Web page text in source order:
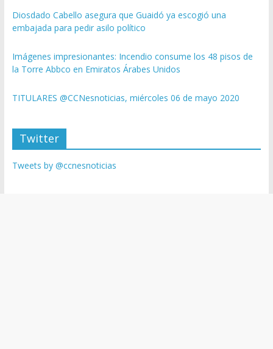
Diosdado Cabello asegura que Guaidó ya escogió una
embajada para pedir asilo político
Imágenes impresionantes: Incendio consume los 48 pisos de
la Torre Abbco en Emiratos Árabes Unidos
TITULARES @CCNesnoticias, miércoles 06 de mayo 2020
Twitter
Tweets by @ccnesnoticias